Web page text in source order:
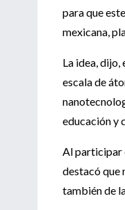
para que
mexicana,
La idea, dijo,
escala de
educación y
Al participar
destacó que
también de